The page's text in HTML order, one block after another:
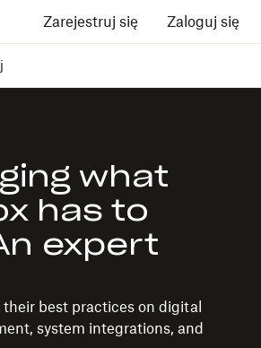
Zarejestruj się Zaloguj się
what
has to
expert
their best practices on digital
system integrations, and